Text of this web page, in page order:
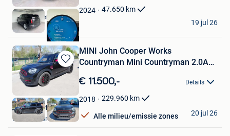
Favorieten2024 47.650 km
AutocenterLDS
Lebbeke
19 jul 26
Bewaren
in
Favorieten
MINI John Cooper Works
Countryman Mini Countryman 2.0AS
€ 11.500,- Details
2018 229.960 km
Alle milieu/emissie zones
Status Motors
Dendermonde
20 jul 26